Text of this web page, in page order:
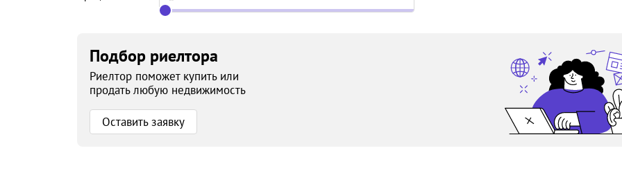
Подбор риелтора
Риелтор поможет купить или
продать любую недвижимость
Оставить заявку